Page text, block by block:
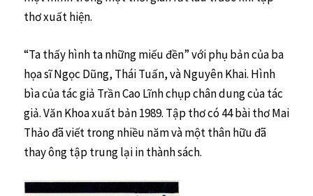
thơ xuất hiện.
“Ta thấy hình ta những miếu đền” với phụ bản của ba
họa sĩ Ngọc Dũng, Thái Tuấn, và Nguyên Khai. Hình
bìa của tác giả Trần Cao Lĩnh chụp chân dung của tác
giả. Văn Khoa xuất bản 1989. Tập thơ có 44 bài thơ Mai
Thảo đã viết trong nhiều năm và một thân hữu đã
thay ông tập trung lại in thành sách.